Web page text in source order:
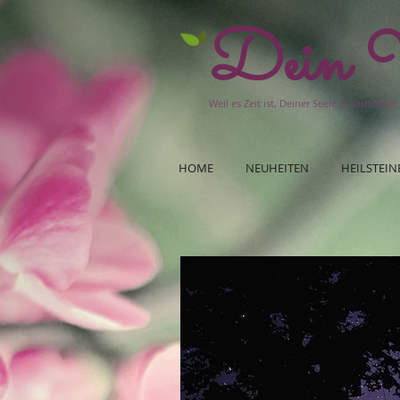
Dein
Weil es Zeit ist, Deiner Seele zu lauschen!
HOME NEUHEITEN